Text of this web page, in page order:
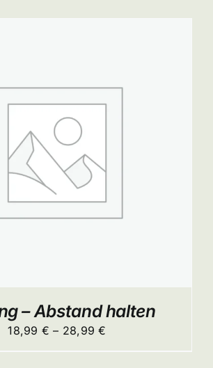
– Abstand halten
18,99 € – 28,99€
18,99 €